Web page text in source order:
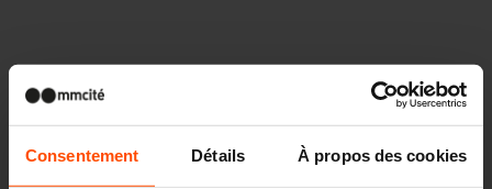
Consentement Détails À propos des cookies